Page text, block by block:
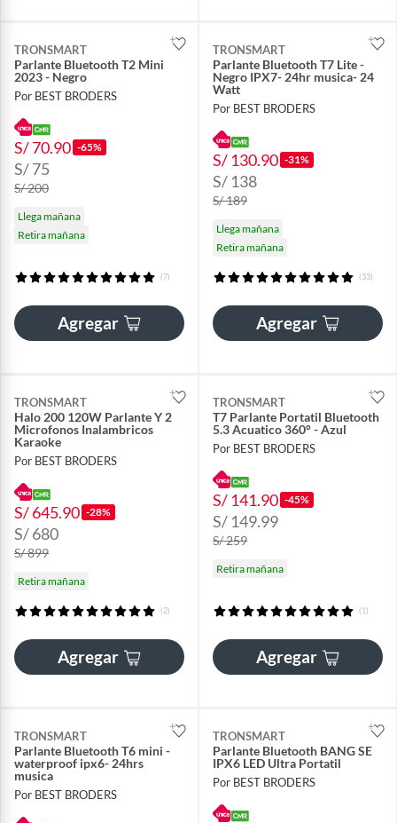
TRONSMART
Parlante Bluetooth T2 Mini
2023 - Negro
Por BEST BRODERS
S/ 70.90 -65%
S/ 75
S/ 200
Llega mañana
Retira mañana
(7)
Agregar
TRONSMART
Parlante Bluetooth T7 Lite -
Negro IPX7- 24hr musica- 24
Watt
Por BEST BRODERS
S/ 130.90 -31%
S/ 138
S/ 189
Llega mañana
Retira mañana
(33)
Agregar
TRONSMART
Halo 200 120W Parlante Y 2
Microfonos Inalambricos
Karaoke
Por BEST BRODERS
S/ 645.90 -28%
S/ 680
S/ 899
Retira mañana
(2)
Agregar
TRONSMART
T7 Parlante Portatil Bluetooth
5.3 Acuatico 360° - Azul
Por BEST BRODERS
S/ 141.90 -45%
S/ 149.99
S/ 259
Retira mañana
(1)
Agregar
TRONSMART
Parlante Bluetooth T6 mini -
waterproof ipx6- 24hrs
musica
Por BEST BRODERS
TRONSMART
Parlante Bluetooth BANG SE
IPX6 LED Ultra Portatil
Por BEST BRODERS